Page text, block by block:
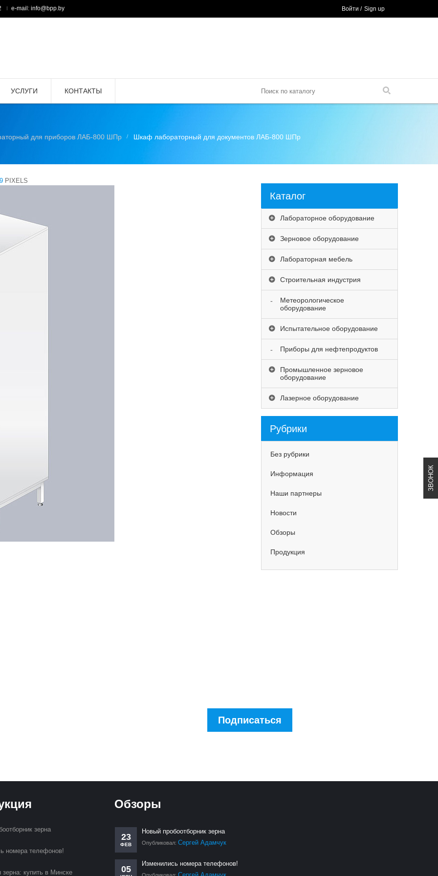
e-mail: info@bpp.by Войти / Sign up
УСЛУГИ КОНТАКТЫ
для приборов ЛАБ-800 ШПр Шкаф лабораторный для документов ЛАБ-800 ШПр
PIXELS
Каталог
Лабораторное оборудование
Зерновое оборудование
Лабораторная мебель
Строительная индустрия
Метеорологическое
оборудование
Испытательное оборудование
Приборы для нефтепродуктов
Промышленное зерновое
оборудование
Лазерное оборудование
Рубрики
Без рубрики
Информация
Наши партнеры
Новости
Обзоры
Продукция
Подписаться
зерна
номера телефонов!
купить в Минске
Обзоры
23
ФЕВ
Новый пробоотборник зерна
Опубликовал: Сергей Адамчук
05
Изменились номера телефонов!
ЗВОНОК